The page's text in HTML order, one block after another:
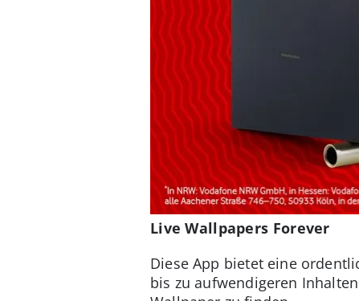
Live Wallpapers Forever
Diese App bietet eine
bis zu aufwendigeren